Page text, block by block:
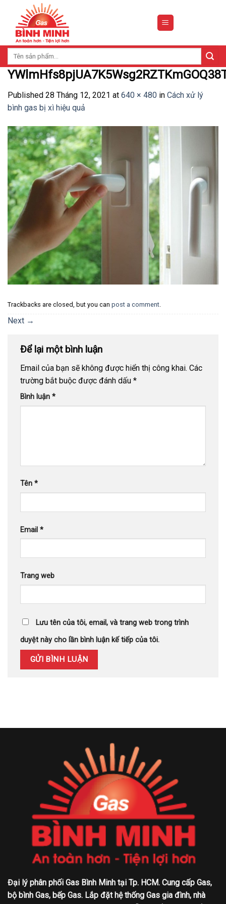
content
Published 28 Tháng 12, 2021 at 640 × 480 in Cách xử lý
bình gas bị xì hiệu quả
Trackbacks are closed, but you can post a comment
Next →
Để lại một bình luận
Email của bạn sẽ không được hiển thị công khai. Các
trường bắt buộc được đánh dấu *
Bình luận *
Tên *
Email *
Trang web
Lưu tên của tôi, email, và trang web trong trình
duyệt này cho lần bình luận kế tiếp của tôi.
Đại lý phân phối Gas Bình Minh tại Tp. HCM. Cung cấp Gas,
bộ bình Gas, bếp Gas. Lắp đặt hệ thống Gas gia đình, nhà